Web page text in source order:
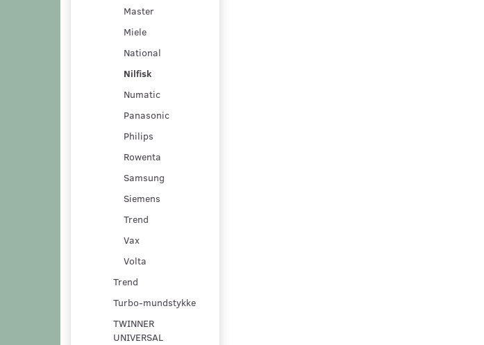
Master
Miele
National
Nilfisk
Numatic
Panasonic
Philips
Rowenta
Samsung
Siemens
Trend
Vax
Volta
Trend
Turbo-mundstykke
TWINNER
UNIVERSAL